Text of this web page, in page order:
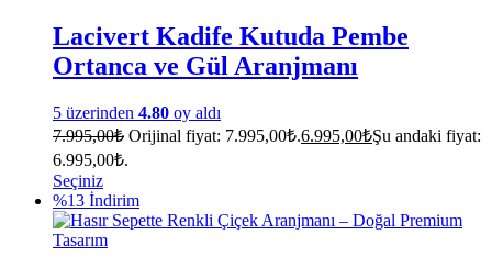
Lacivert Kadife Kutuda Pembe
Ortanca ve Gül Aranjmanı
5 üzerinden 4.80 oy aldı
7.995,00₺ Orijinal fiyat: 7.995,00₺.6.995,00₺Şu andaki fiyat:
6.995,00₺.
Seçiniz
%13 İndirim